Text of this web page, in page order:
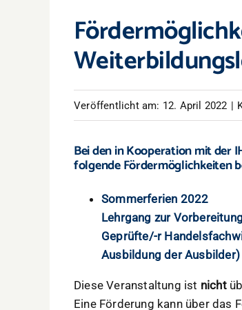
Veröffentlicht am: 12. April 2022 |
Bei den in Kooperation mit der
folgende Fördermöglichkeiten
Sommerferien 2022
Lehrgang zur
Geprüfte/-r
Ausbildung der Ausbilder)
Diese Veranstaltung ist nicht
Eine Förderung kann über das